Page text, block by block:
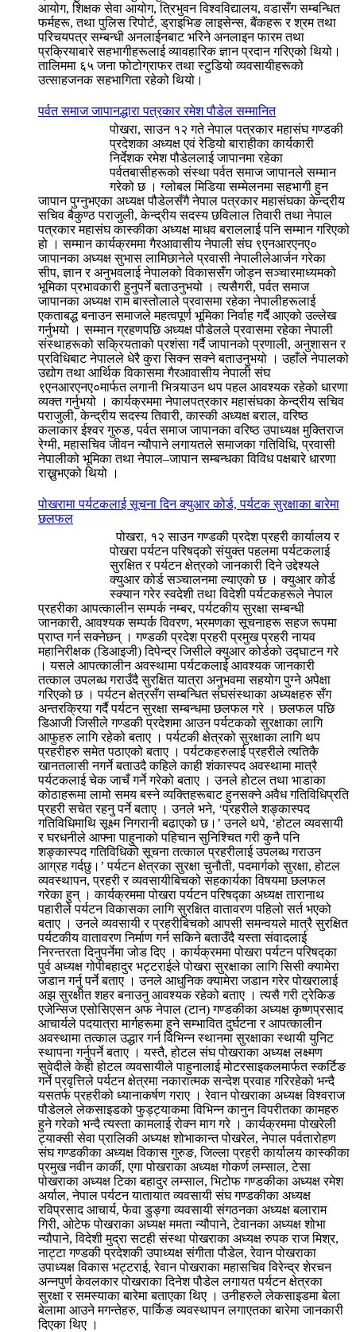
आयोग, शिक्षक सेवा आयोग, त्रिभुवन विश्वविद्यालय, वडासँग सम्बन्धित
फर्महरू, तथा पुलिस रिपोर्ट, ड्राइभिङ लाइसेन्स, बैंकहरू र श्रम तथा
परिचयपत्र सम्बन्धी अनलाईनबाट भरिने अनलाइन फारम तथा
प्रक्रियाबारे सहभागीहरूलाई व्यावहारिक ज्ञान प्रदान गरिएको थियो।
तालिममा ६५ जना फोटोग्राफर तथा स्टुडियो व्यवसायीहरूको
उत्साहजनक सहभागिता रहेको थियो।
पर्वत समाज जापानद्धारा पत्रकार रमेश पौडेल सम्मानित
पोखरा, साउन १२ गते नेपाल पत्रकार महासंघ गण्डकी
प्रदेशका अध्यक्ष एवं रेडियो बाराहीका कार्यकारी
निर्देशक रमेश पौडेललाई जापानमा रहेका
पर्वतबासीहरूको संस्था पर्वत समाज जापानले सम्मान
गरेको छ । ग्लोबल मिडिया सम्मेलनमा सहभागी हुन
जापान पुग्नुभएका अध्यक्ष पौडेलसँगै नेपाल पत्रकार महासंघका केन्द्रीय
सचिव बैकुण्ठ पराजुली, केन्द्रीय सदस्य छविलाल तिवारी तथा नेपाल
पत्रकार महासंघ कास्कीका अध्यक्ष माधव बराललाई पनि सम्मान गरिएको
हो । सम्मान कार्यक्रममा गैरआवासीय नेपाली संघ ९एनआरएनए०
जापानका अध्यक्ष सुभास लामिछानेले प्रवासी नेपालीलेआर्जन गरेका
सीप, ज्ञान र अनुभवलाई नेपालको विकाससँग जोड्न सञ्चारमाध्यमको
भूमिका प्रभावकारी हुनुपर्ने बताउनुभयो । त्यसैगरी, पर्वत समाज
जापानका अध्यक्ष राम बास्तोलाले प्रवासमा रहेका नेपालीहरूलाई
एकताबद्ध बनाउन समाजले महत्वपूर्ण भूमिका निर्वाह गर्दै आएको उल्लेख
गर्नुभयो । सम्मान ग्रहणपछि अध्यक्ष पौडेलले प्रवासमा रहेका नेपाली
संस्थाहरूको सक्रियताको प्रशंसा गर्दै जापानको प्रणाली, अनुशासन र
प्रविधिबाट नेपालले धेरै कुरा सिक्न सक्ने बताउनुभयो । उहाँले नेपालको
उद्योग तथा आर्थिक विकासमा गैरआवासीय नेपाली संघ
९एनआरएनए०मार्फत लगानी भित्र्याउन थप पहल आवश्यक रहेको धारणा
व्यक्त गर्नुभयो । कार्यक्रममा नेपालपत्रकार महासंघका केन्द्रीय सचिव
पराजुली, केन्द्रीय सदस्य तिवारी, कास्की अध्यक्ष बराल, वरिष्ठ
कलाकार ईश्वर गुरुङ, पर्वत समाज जापानका वरिष्ठ उपाध्यक्ष मुक्तिराज
रेग्मी, महासचिव जीवन न्यौपाने लगायतले समाजका गतिविधि, प्रवासी
नेपालीको भूमिका तथा नेपाल–जापान सम्बन्धका विविध पक्षबारे धारणा
राख्नुभएको थियो ।
पोखरामा पर्यटकलाई सूचना दिन क्युआर कोर्ड, पर्यटक सुरक्षाका बारेमा
छलफल
पोखरा, १२ साउन गण्डकी प्रदेश प्रहरी कार्यालय र
पोखरा पर्यटन परिषद्को संयुक्त पहलमा पर्यटकलाई
सुरक्षित र पर्यटन क्षेत्रको जानकारी दिने उद्देश्यले
क्युआर कोर्ड सञ्चालनमा ल्याएको छ । क्युआर कोर्ड
स्क्यान गरेर स्वदेशी तथा विदेशी पर्यटकहरूले नेपाल
प्रहरीका आपत्कालीन सम्पर्क नम्बर, पर्यटकीय सुरक्षा सम्बन्धी
जानकारी, आवश्यक सम्पर्क विवरण, भ्रमणका सूचनाहरू सहज रूपमा
प्राप्त गर्न सक्नेछन् । गण्डकी प्रदेश प्रहरी प्रमुख प्रहरी नायव
महानिरीक्षक (डिआइजी) दिपेन्द्र जिसीले क्युआर कोर्डको उद्घाटन गरे
। यसले आपत्कालीन अवस्थामा पर्यटकलाई आवश्यक जानकारी
तत्काल उपलब्ध गराउँदै सुरक्षित यात्रा अनुभवमा सहयोग पुग्ने अपेक्षा
गरिएको छ । पर्यटन क्षेत्रसँग सम्बन्धित संघसंस्थाका अध्यक्षहरु सँग
अन्तरक्रिया गर्दै पर्यटन सुरक्षा सम्बन्धमा छलफल गरे । छलफल पछि
डिआजी जिसीले गण्डकी प्रदेशमा आउन पर्यटकको सुरक्षाका लागि
आफुहरु लागि रहेको बताए । पर्यटकी क्षेत्रको सुरक्षाका लागि थप
प्रहरीहरु समेत पठाएको बताए । पर्यटकहरुलाई प्रहरीले त्यतिकै
खानतलासी नगर्ने बताउदै कहिले काही शंकास्पद अवस्थामा मात्रै
पर्यटकलाई चेक जाचँ गर्ने गरेको बताए । उनले होटल तथा भाडाका
कोठाहरूमा लामो समय बस्ने व्यक्तिहरूबाट हुनसक्ने अवैध गतिविधिप्रति
प्रहरी सचेत रहनु पर्ने बताए । उनले भने, ‘प्रहरीले शङ्कास्पद
गतिविधिमाथि सूक्ष्म निगरानी बढाएको छ।’ उनले थपे, ‘होटल व्यवसायी
र घरधनीले आफ्ना पाहुनाको पहिचान सुनिश्चित गरी कुनै पनि
शङ्कास्पद गतिविधिको सूचना तत्काल प्रहरीलाई उपलब्ध गराउन
आग्रह गर्दछु।’ पर्यटन क्षेत्रका सुरक्षा चुनौती, पदमार्गको सुरक्षा, होटल
व्यवस्थापन, प्रहरी र व्यवसायीबिचको सहकार्यका विषयमा छलफल
गरेका हुन् । कार्यक्रममा पोखरा पर्यटन परिषद्का अध्यक्ष तारानाथ
पहारीले पर्यटन विकासका लागि सुरक्षित वातावरण पहिलो सर्त भएको
बताए । उनले व्यवसायी र प्रहरीबिचको आपसी समन्वयले मात्रै सुरक्षित
पर्यटकीय वातावरण निर्माण गर्न सकिने बताउँदै यस्ता संवादलाई
निरन्तरता दिनुपर्नेमा जोड दिए । कार्यक्रममा पोखरा पर्यटन परिषद्का
पुर्व अध्यक्ष गोपीबहादुर भट्टराईले पोखरा सुरक्षाका लागि सिसी क्यामेरा
जडान गर्नु पर्ने बताए । उनले आधुनिक क्यामेरा जडान गरेर पोखरालाई
अझ सुरक्षीत शहर बनाउनु आवश्यक रहेको बताए । त्यसै गरी ट्रेकिङ
एजेन्सिज एसोसिएसन अफ नेपाल (टान) गण्डकीका अध्यक्ष कृष्णप्रसाद
आचार्यले पदयात्रा मार्गहरूमा हुने सम्भावित दुर्घटना र आपत्कालीन
अवस्थामा तत्काल उद्धार गर्न विभिन्न स्थानमा सुरक्षाका स्थायी युनिट
स्थापना गर्नुपर्ने बताए । यस्तै, होटल संघ पोखराका अध्यक्ष लक्ष्मण
सुवेदीले केही होटल व्यवसायीले पाहुनालाई मोटरसाइकलमार्फत स्कर्टिङ
गर्ने प्रवृत्तिले पर्यटन क्षेत्रमा नकारात्मक सन्देश प्रवाह गरिरहेको भन्दै
यसतर्फ प्रहरीको ध्यानाकर्षण गराए । रेवान पोखराका अध्यक्ष विश्वराज
पौडेलले लेकसाइडको फुड्ट्याकमा विभिन्न कानुन विपरीतका कामहरु
हुने गरेको भन्दै त्यस्ता कामलाई रोक्न माग गरे । कार्यक्रममा पोखरेली
ट्याक्सी सेवा प्रालिकी अध्यक्ष शोभाकान्त पोखरेल, नेपाल पर्वतारोहण
संघ गण्डकीका अध्यक्ष विकास गुरुङ, जिल्ला प्रहरी कार्यालय कास्कीका
प्रमुख नवीन कार्की, एगा पोखराका अध्यक्ष गोकर्ण लम्साल, टेसा
पोखराका अध्यक्ष टिका बहादुर लम्साल, भिटोफ गण्डकीका अध्यक्ष रमेश
अर्याल, नेपाल पर्यटन यातायात व्यवसायी संघ गण्डकीका अध्यक्ष
रविप्रसाद आचार्य, फेवा डुङ्गा व्यवसायी संगठनका अध्यक्ष बलाराम
गिरी, ओटेफ पोखराका अध्यक्ष ममता न्यौपाने, टेवानका अध्यक्ष शोभा
न्यौपाने, विदेशी मुद्रा सटही संस्था पोखराका अध्यक्ष रुपक राज मिश्र,
नाट्टा गण्डकी प्रदेशकी उपाध्यक्ष संगीता पौडेल, रेवान पोखराका
उपाध्यक्ष विकास भट्टराई, रेवान पोखराका महासचिव विरेन्द्र शेरचन
अन्नपुर्ण केवलकार पोखराका दिनेश पौडेल लगायत पर्यटन क्षेत्रका
सुरक्षा र समस्याका बारेमा बताएका थिए । उनीहरुले लेकसाइडमा बेला
बेलामा आउने मगन्तेहरु, पार्किङ व्यवस्थापन लगाएतका बारेमा जानकारी
दिएका थिए ।